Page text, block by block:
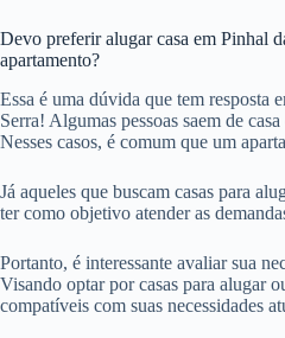
Devo preferir alugar casa em Pinhal
apartamento?
Essa é uma dúvida que tem resposta
Serra! Algumas pessoas saem de
Nesses casos, é comum que um
Já aqueles que buscam casas para
ter como objetivo atender as
Portanto, é interessante avaliar sua
Visando optar por casas para alugar
compatíveis com suas necessidades